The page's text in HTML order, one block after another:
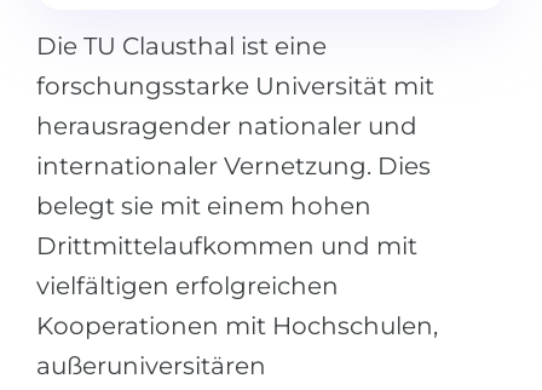
Die TU Clausthal ist eine
forschungsstarke Universität mit
herausragender nationaler und
internationaler Vernetzung. Dies
belegt sie mit einem hohen
Drittmittelaufkommen und mit
vielfältigen erfolgreichen
Kooperationen mit Hochschulen,
außeruniversitären